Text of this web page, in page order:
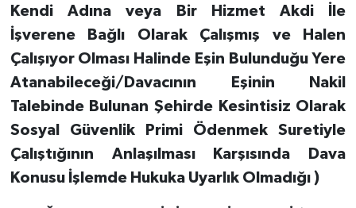
Kendi Adına veya Bir Hizmet Akdi İle
İşverene Bağlı Olarak Çalışmış ve Halen
Çalışıyor Olması Halinde Eşin Bulunduğu Yere
Atanabileceği/Davacının Eşinin Nakil
Talebinde Bulunan Şehirde Kesintisiz Olarak
Sosyal Güvenlik Primi Ödenmek Suretiyle
Çalıştığının Anlaşılması Karşısında Dava
Konusu İşlemde Hukuka Uyarlık Olmadığı )